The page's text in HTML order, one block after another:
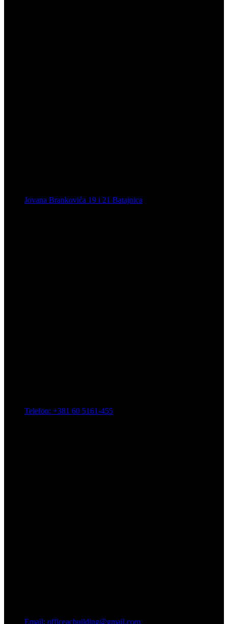
Jovana Brankovića 19 i 21 Batajnica
Telefon: +381 60 5161-455
Email: officeacbuilding@gmail.com